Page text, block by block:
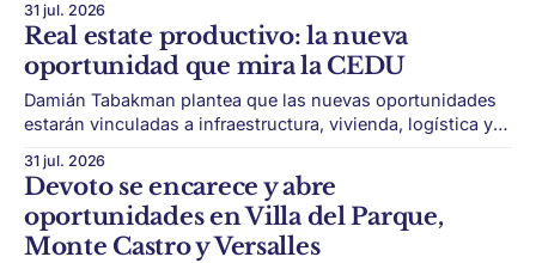
siendo refugio de valor, pero la forma de invertir está
cambiando. Durante años, la lógica fue relativamente
simple: comprar una propiedad, conservarla y
31 jul. 2026
Real estate productivo: la nueva
oportunidad que mira la CEDU
Damián Tabakman plantea que las nuevas oportunidades
estarán vinculadas a infraestructura, vivienda, logística y
real estate argentino podría estar entrando en una etapa
muy distinta a la tradicional. Durante décadas, el modelo
dominante fue comprar departamentos en pozo como
reserva de valor,
31 jul. 2026
Devoto se encarece y abre
oportunidades en Villa del Parque,
Monte Castro y Versalles